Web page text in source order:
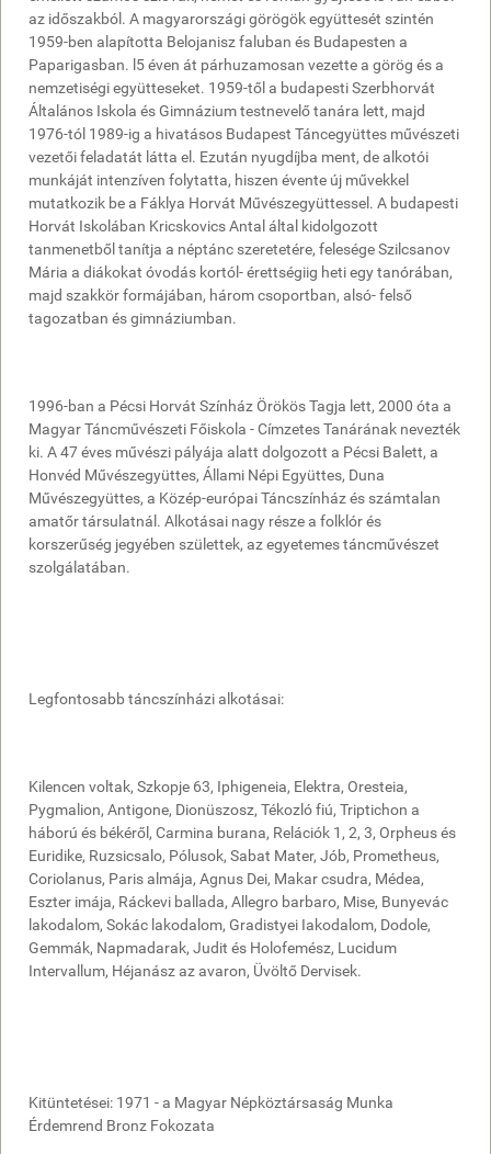
az időszakból. A magyarországi görögök együttesét szintén
1959-ben alapította Belojanisz faluban és Budapesten a
Paparigasban. l5 éven át párhuzamosan vezette a görög és a
nemzetiségi együtteseket. 1959-től a budapesti Szerbhorvát
Általános Iskola és Gimnázium testnevelő tanára lett, majd
1976-tól 1989-ig a hivatásos Budapest Táncegyüttes művészeti
vezetői feladatát látta el. Ezután nyugdíjba ment, de alkotói
munkáját intenzíven folytatta, hiszen évente új művekkel
mutatkozik be a Fáklya Horvát Művészegyüttessel. A budapesti
Horvát Iskolában Kricskovics Antal által kidolgozott
tanmenetből tanítja a néptánc szeretetére, felesége Szilcsanov
Mária a diákokat óvodás kortól- érettségiig heti egy tanórában,
majd szakkör formájában, három csoportban, alsó- felső
tagozatban és gimnáziumban.
1996-ban a Pécsi Horvát Színház Örökös Tagja lett, 2000 óta a
Magyar Táncművészeti Főiskola - Címzetes Tanárának nevezték
ki. A 47 éves művészi pályája alatt dolgozott a Pécsi Balett, a
Honvéd Művészegyüttes, Állami Népi Együttes, Duna
Művészegyüttes, a Közép-európai Táncszínház és számtalan
amatőr társulatnál. Alkotásai nagy része a folklór és
korszerűség jegyében születtek, az egyetemes táncművészet
szolgálatában.
Legfontosabb táncszínházi alkotásai:
Kilencen voltak, Szkopje 63, Iphigeneia, Elektra, Oresteia,
Pygmalion, Antigone, Dionüszosz, Tékozló fiú, Triptichon a
háború és békéről, Carmina burana, Relációk 1, 2, 3, Orpheus és
Euridike, Ruzsicsalo, Pólusok, Sabat Mater, Jób, Prometheus,
Coriolanus, Paris almája, Agnus Dei, Makar csudra, Médea,
Eszter imája, Ráckevi ballada, Allegro barbaro, Mise, Bunyevác
lakodalom, Sokác lakodalom, Gradistyei Iakodalom, Dodole,
Gemmák, Napmadarak, Judit és Holofemész, Lucidum
Intervallum, Héjanász az avaron, Üvöltő Dervisek.
Kitüntetései: 1971 - a Magyar Népköztársaság Munka
Érdemrend Bronz Fokozata